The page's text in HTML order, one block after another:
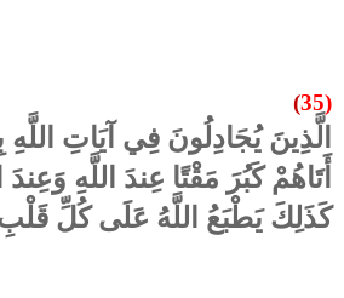
(35)
الَّذِينَ يُجَادِلُونَ فِي آيَاتِ
أَتَاهُمْ كَبُرَ مَقْتًا عِندَ اللَّهِ وَعِندَ
كَذَلِكَ يَطْبَعُ اللَّهُ عَلَى كُلِّ قَلْبِ